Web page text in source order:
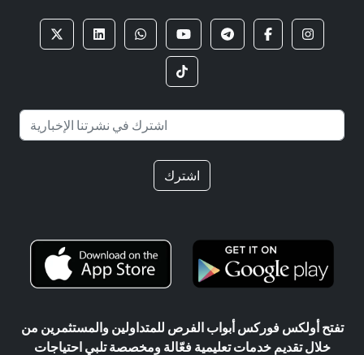
اشترك
تفتح أولكس فوركس أبواب الفرص للمتداولين والمستثمرين من
خلال تقديم خدمات تعليمية فعّالة ومخصصة تلبي احتياجات